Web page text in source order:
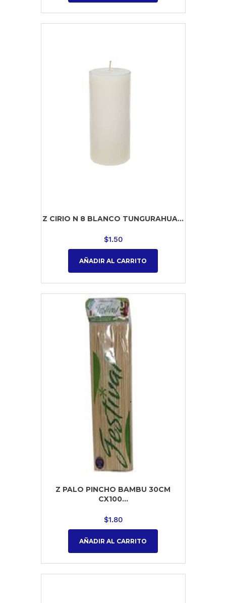
Z CIRIO N 8 BLANCO TUNGURAHUA...
$1.50
AÑADIR AL CARRITO
Z PALO PINCHO BAMBU 30CM
CX100...
$1.80
AÑADIR AL CARRITO